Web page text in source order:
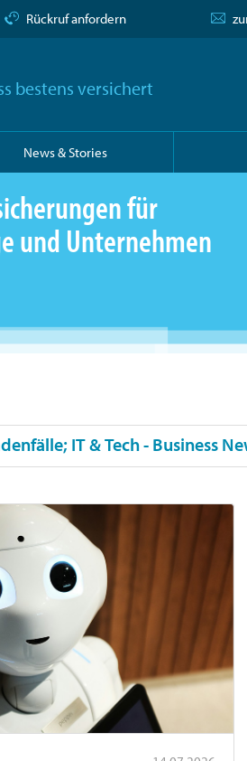
Rückruf anfordern
bestens versichert
News & Stories
für
und Unternehmen
IT & Tech - Business